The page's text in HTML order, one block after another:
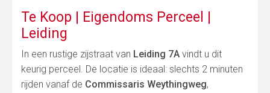
Te Koop | Eigendoms Perceel |
Leiding
In een rustige zijstraat van Leiding 7A vindt u dit
keurig perceel. De locatie is ideaal: slechts 2 minuten
rijden vanaf de Commissaris Weythingweg,